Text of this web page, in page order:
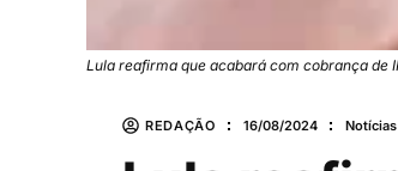
Lula reafirma que acabará com cobrança de
REDAÇÃO 16/08/2024 Notícias